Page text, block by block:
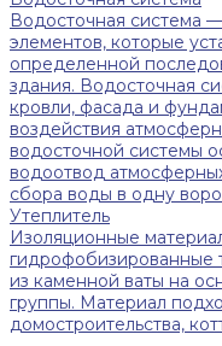
Водосточная система
элементов, которые
определенной
здания. Водосточная
кровли, фасада и
воздействия
водосточной системы
водоотвод
сбора воды в одну
Утеплитель
Изоляционные
гидрофобизированные
из каменной ваты на
группы. Материал
домостроительства,